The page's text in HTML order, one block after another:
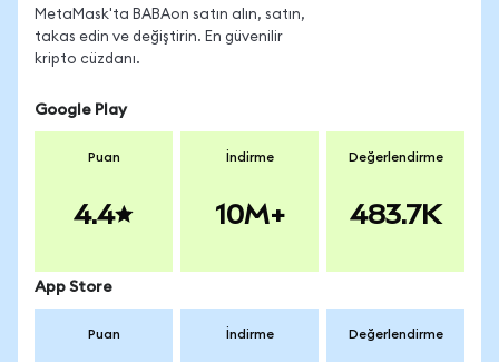
MetaMask'ta BABAon satın alın, satın,
takas edin ve değiştirin. En güvenilir
kripto cüzdanı.
Google Play
Puan
4.4
İndirme
10M+
Değerlendirme
483.7K
App Store
Puan İndirme Değerlendirme